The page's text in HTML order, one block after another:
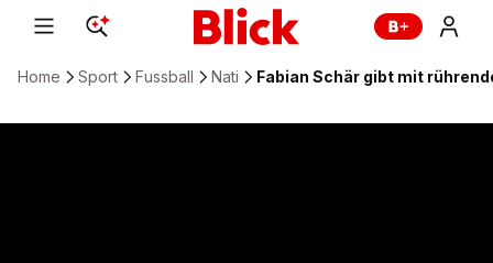
Home Sport Fussball Nati Fabian Schär gibt mit